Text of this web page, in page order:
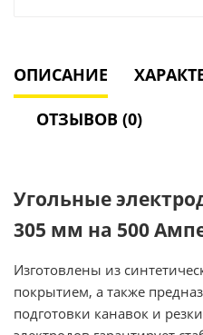
ОПИСАНИЕ
ОТЗЫВОВ (0)
Угольные
305 мм на 500
Изготовлены из
покрытием, а также
подготовки канавок и